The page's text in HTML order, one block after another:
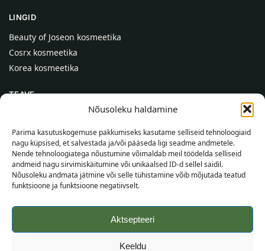
Nõusoleku haldamine
Parima kasutuskogemuse pakkumiseks kasutame selliseid tehnoloogiaid
nagu küpsised, et salvestada ja/või pääseda ligi seadme andmetele.
Nende tehnoloogiatega nõustumine võimaldab meil töödelda selliseid
andmeid nagu sirvimiskäitumine või unikaalsed ID-d sellel saidil.
Nõusoleku andmata jätmine või selle tühistamine võib mõjutada teatud
funktsioone ja funktsioone negatiivselt.
Aktsepteeri
Keeldu
LINGID
Beauty of Joseon kosmeetika
Cosrx kosmeetika
Korea kosmeetika
TEAVE
Kontaktid
Abi
TEAVE OSTJALE
Tarnetingimused
Tingimused
Veebikaart